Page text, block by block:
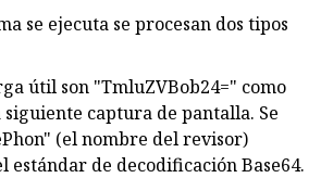
se ejecuta se procesan dos tipos
útil son "TmluZVBob24=" como
siguiente captura de pantalla. Se
(el nombre del revisor)
estándar de decodificación Base64.